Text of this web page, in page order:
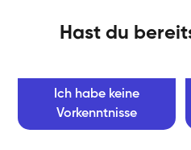
Hast du
Ich habe keine
Vorkenntnisse